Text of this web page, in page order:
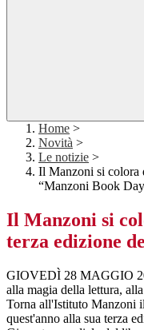
Home >
Novità >
Le notizie >
Il Manzoni si colora
“Manzoni Book
Il Manzoni si
terza edizione
GIOVEDÌ 28 MAGGIO
alla magia della lettura,
Torna all'Istituto Manzoni
quest'anno alla sua terza